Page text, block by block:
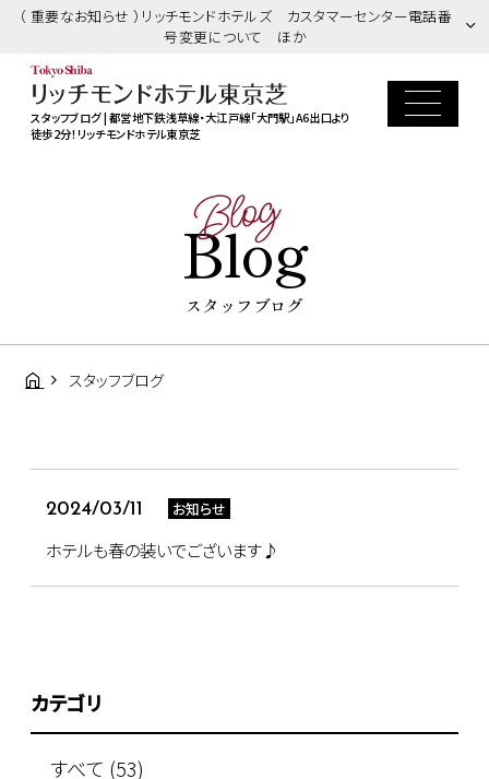
（ 重要なお知らせ ）リッチモンドホテルズ カスタマーセンター電話番
号変更について ほか
スタッフブログ | 都営地下鉄浅草線・大江戸線「大門駅」A6出口より
徒歩2分！リッチモンドホテル東京芝
Blog
Blog
スタッフブログ
スタッフブログ
2024/03/11 お知らせ
ホテルも春の装いでございます♪
カテゴリ
すべて (53)